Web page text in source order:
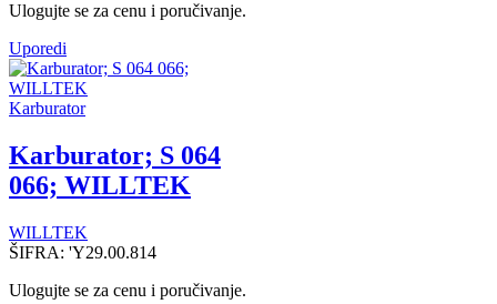
Ulogujte se za cenu i poručivanje.
Uporedi
Karburator
Karburator; S 064
066; WILLTEK
WILLTEK
ŠIFRA: 'Y29.00.814
Ulogujte se za cenu i poručivanje.